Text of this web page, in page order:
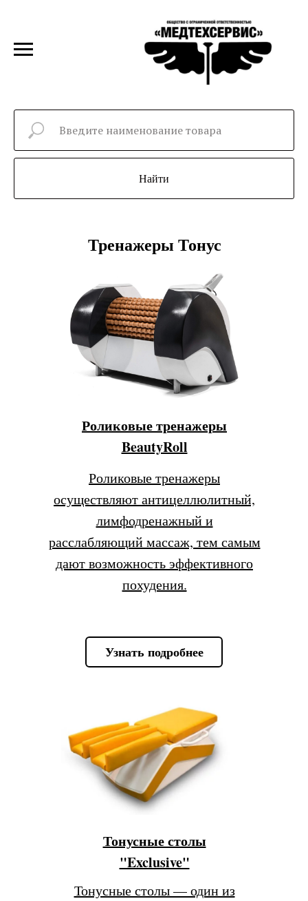
Найти
Роликовые тренажеры
BeautyRoll
Тренажеры Тонус
Роликовые тренажеры
осуществляют антицеллюлитный,
лимфодренажный и
расслабляющий массаж, тем самым
дают возможность эффективного
похудения.
Узнать подробнее
Тонусные столы
"Exclusive"
Тонусные столы — один из